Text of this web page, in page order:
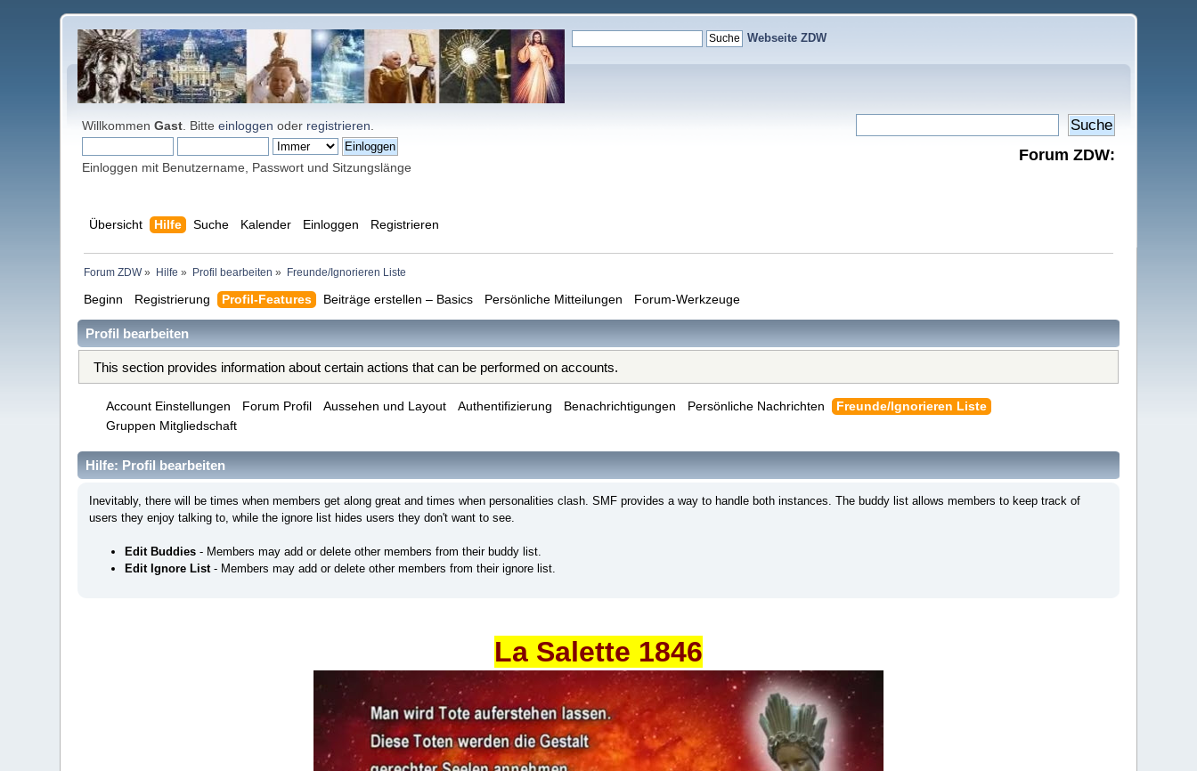
Webseite ZDW
WillkommenGast . Bitteeinloggen oder registrieren
Einloggen mit Benutzername, Passwort und Sitzungslänge
Forum ZDW:
Übersicht Hilfe Suche Kalender Einloggen Registrieren
Forum ZDW» Hilfe » Profil bearbeiten » Freunde/Ignorieren Liste
Beginn Registrierung Profil-Features Beiträge erstellen – Basics Persönliche Mitteilungen Forum-Werkzeuge
Profil bearbeiten
This section provides information about certain actions that can be performed on accounts.
Account Einstellungen Forum Profil Aussehen und Layout Authentifizierung Benachrichtigungen Persönliche Nachrichten
Freunde/Ignorieren Liste
Gruppen Mitgliedschaft
Hilfe: Profil bearbeiten
Inevitably, there will be times when members get along great and times when personalities clash. SMF provides a way to handle both instances. The buddy list allows members to keep track of
users they enjoy talking to, while the ignore list hides users they don't want to see.
Edit Buddies - Members may add or delete other members from their buddy list.
Edit Ignore List- Members may add or delete other members from their ignore list.
La Salette 1846